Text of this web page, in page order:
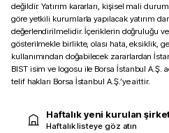
değildir. Yatırım kararları, kişisel mali
göre yetkili kurumlarla yapılacak yatırım
değerlendirilmelidir. İçeriklerin doğruluğu
gösterilmekle birlikte, olası hata, eksiklik,
kullanımından doğabilecek zararlardan
BIST isim ve logosu ile Borsa İstanbul A.Ş.
telif hakları Borsa İstanbul A.Ş.’ye aittir.
Haftalık yeni kurulan
Haftalık listeye göz atın